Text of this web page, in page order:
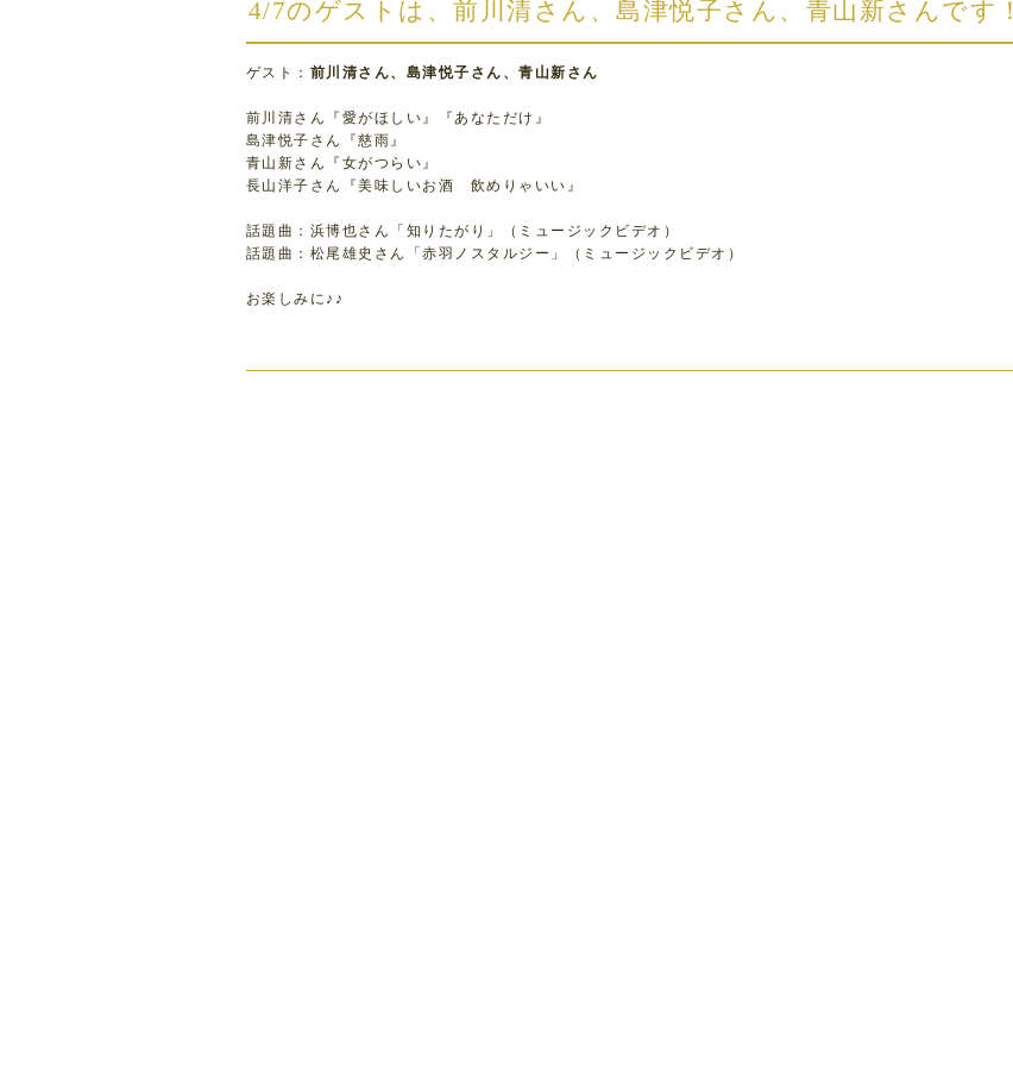
4/7のゲストは、前川清さん、島津悦子さん、青山新さんです！
ゲスト： 前川清さん、島津悦子さん、青山新さん
前川清さん『愛がほしい』『あなただけ』
島津悦子さん『慈雨』
青山新さん『女がつらい』
長山洋子さん『美味しいお酒 飲めりゃいい』
話題曲：浜博也さん「知りたがり」（ミュージックビデオ）
話題曲：松尾雄史さん「赤羽ノスタルジー」（ミュージックビデオ）
お楽しみに♪♪